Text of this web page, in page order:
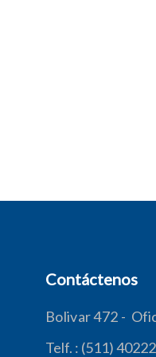
Contáctenos
Bolivar 472 -
Telf. : (511)